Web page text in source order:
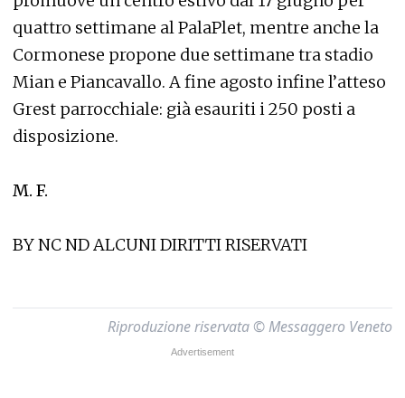
quattro settimane al PalaPlet, mentre anche la
Cormonese propone due settimane tra stadio
Mian e Piancavallo. A fine agosto infine l’atteso
Grest parrocchiale: già esauriti i 250 posti a
disposizione.
M. F.
BY NC ND ALCUNI DIRITTI RISERVATI
Riproduzione riservata © Messaggero Veneto